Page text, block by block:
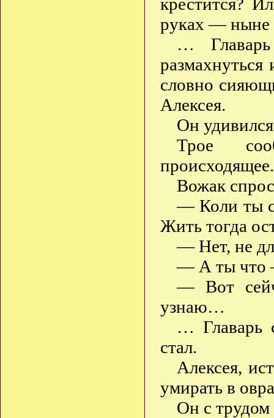
руках — ныне
…
словно
Алексея.
Он
Трое
происходящее.
Вожак
— Коли ты
Жить тогда
— Нет, не
— А ты что
— Вот
узнаю…
… Главарь
стал.
Алексея,
умирать в
Он с трудом